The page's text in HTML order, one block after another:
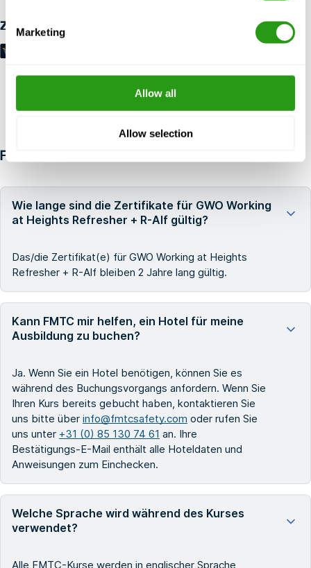
Marketing
Allow all
Allow selection
Zahlungsmöglichkeiten
FAQ
Wie lange sind die Zertifikate für GWO Working
at Heights Refresher + R-Alf gültig?
Das/die Zertifikat(e) für GWO Working at Heights
Refresher + R-Alf bleiben 2 Jahre lang gültig.
Kann FMTC mir helfen, ein Hotel für meine
Ausbildung zu buchen?
Ja. Wenn Sie ein Hotel benötigen, können Sie es
während des Buchungsvorgangs anfordern. Wenn Sie
Ihren Kurs bereits gebucht haben, kontaktieren Sie
uns bitte über info@fmtcsafety.com oder rufen Sie
uns unter +31 (0) 85 130 74 61 an. Ihre
Bestätigungs-E-Mail enthält alle Hoteldaten und
Anweisungen zum Einchecken.
Welche Sprache wird während des Kurses
verwendet?
Alle FMTC-Kurse werden in englischer Sprache